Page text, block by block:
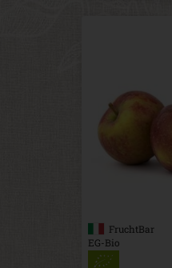
FruchtBar
EG-Bio